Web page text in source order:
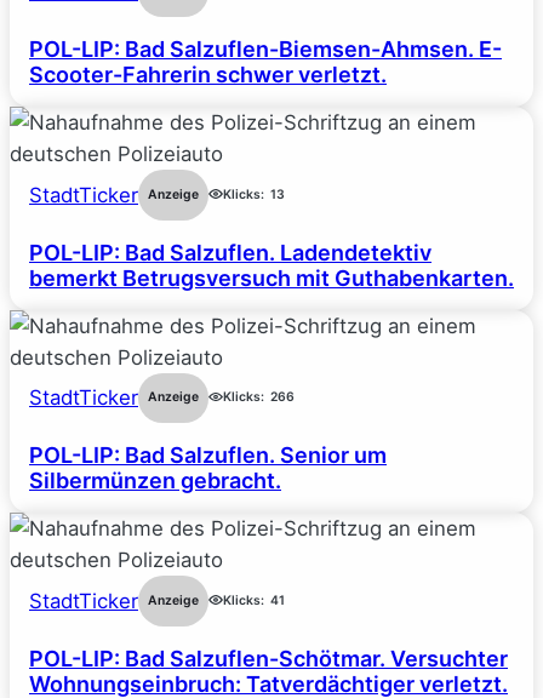
POL-LIP: Bad Salzuflen-Biemsen-Ahmsen. E-
Scooter-Fahrerin schwer verletzt.
StadtTicker Anzeige Klicks: 13
POL-LIP: Bad Salzuflen. Ladendetektiv
bemerkt Betrugsversuch mit Guthabenkarten.
StadtTicker Anzeige Klicks: 266
POL-LIP: Bad Salzuflen. Senior um
Silbermünzen gebracht.
StadtTicker Anzeige Klicks: 41
POL-LIP: Bad Salzuflen-Schötmar. Versuchter
Wohnungseinbruch: Tatverdächtiger verletzt.